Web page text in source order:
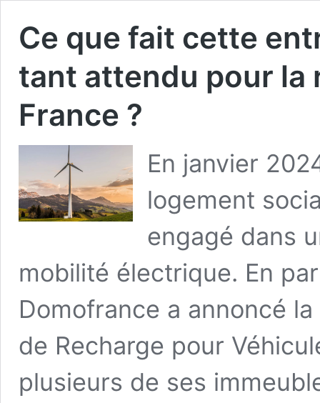
Ce que fait cette
tant attendu pour la
France ?
En janvier
logement
engagé dans
mobilité électrique. En
Domofrance a annoncé
de Recharge pour
plusieurs de ses